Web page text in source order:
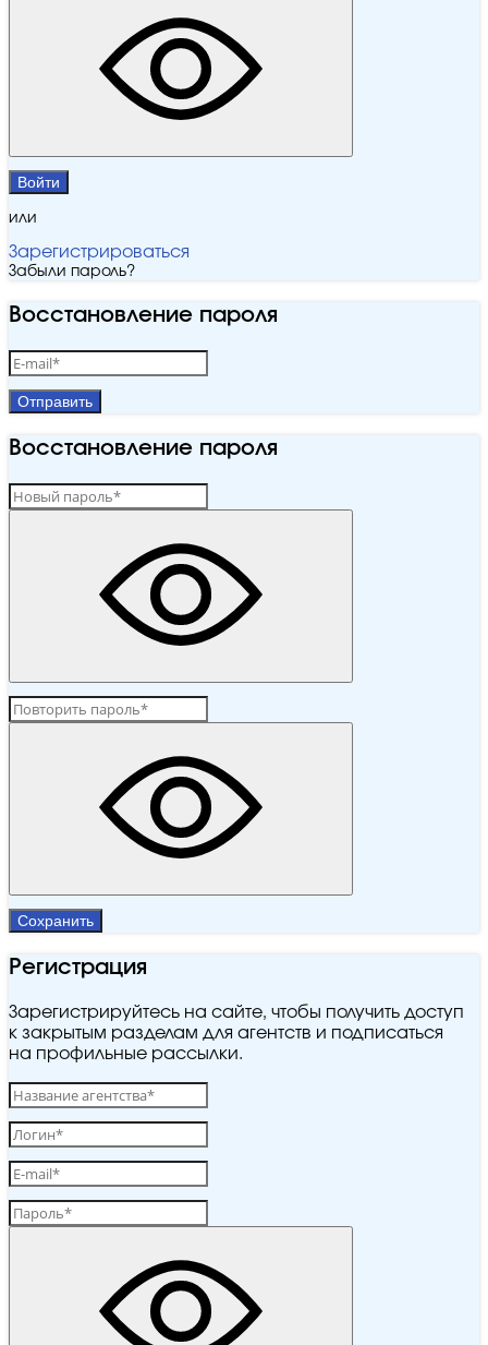
Войти
или
Зарегистрироваться
Забыли пароль?
Восстановление пароля
Отправить
Восстановление пароля
Сохранить
Регистрация
Зарегистрируйтесь на сайте, чтобы получить доступ
к закрытым разделам для агентств и подписаться
на профильные рассылки.